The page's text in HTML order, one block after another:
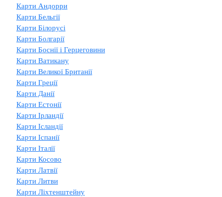
Карти Андорри
Карти Бельгії
Карти Білорусі
Карти Болгарії
Карти Боснії і Герцеговини
Карти Ватикану
Карти Великої Британії
Карти Греції
Карти Данії
Карти Естонії
Карти Ірландії
Карти Ісландії
Карти Іспанії
Карти Італії
Карти Косово
Карти Латвії
Карти Литви
Карти Ліхтенштейну